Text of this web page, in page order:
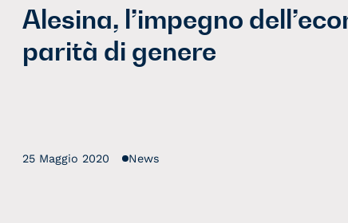
Alesina, l’impegno
parità di genere
25 Maggio 2020 News